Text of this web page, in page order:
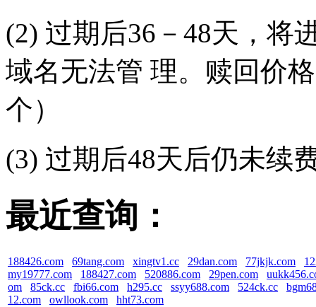
(2) 过期后36－48天，将
域名无法管 理。赎回价
个）
(3) 过期后48天后仍未续
最近查询：
188426.com 69tang.com xingtv1.cc 29dan.com 77jkjk.com
my19777.com
188427.com 520886.com 29pen.com
om
85ck.cc fbi66.com h295.cc ssyy688.com 524ck.cc
12.com
owllook.com hht73.com